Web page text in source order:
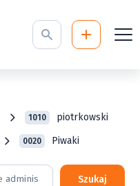
1010 piotrkowski
0020 Piwaki
Szukaj